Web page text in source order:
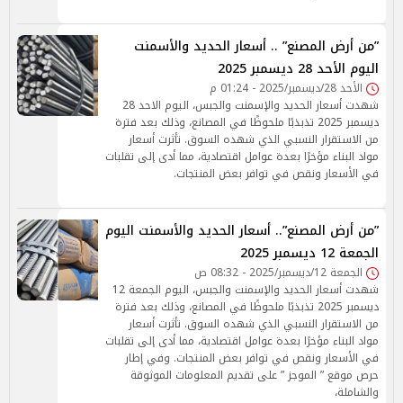
”من أرض المصنع” .. أسعار الحديد والأسمنت
اليوم الأحد 28 ديسمبر 2025
الأحد 28/ديسمبر/2025 - 01:24 م
شهدت أسعار الحديد والإسمنت والجبس، اليوم الاحد 28
ديسمبر 2025 تذبذبًا ملحوظًا في المصانع، وذلك بعد فترة
من الاستقرار النسبي الذي شهده السوق. تأثرت أسعار
مواد البناء مؤخرًا بعدة عوامل اقتصادية، مما أدى إلى تقلبات
في الأسعار ونقص في توافر بعض المنتجات.
”من أرض المصنع”.. أسعار الحديد والأسمنت اليوم
الجمعة 12 ديسمبر 2025
الجمعة 12/ديسمبر/2025 - 08:32 ص
شهدت أسعار الحديد والإسمنت والجبس، اليوم الجمعة 12
ديسمبر 2025 تذبذبًا ملحوظًا في المصانع، وذلك بعد فترة
من الاستقرار النسبي الذي شهده السوق. تأثرت أسعار
مواد البناء مؤخرًا بعدة عوامل اقتصادية، مما أدى إلى تقلبات
في الأسعار ونقص في توافر بعض المنتجات. وفي إطار
حرص موقع ” الموجز ” على تقديم المعلومات الموثوقة
والشاملة،